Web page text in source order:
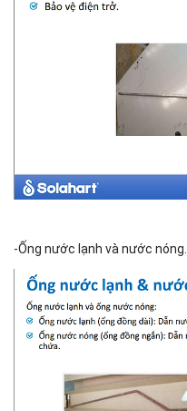
-Ống nước lạnh và nước nóng.